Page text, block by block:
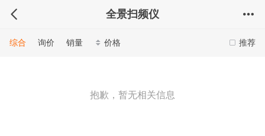
全景扫频仪
推荐
综合 询价 销量 价格
抱歉，暂无相关信息